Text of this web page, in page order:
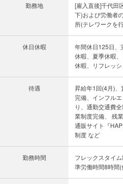
勤務地
[雇入直後]千代田
下)および労働者
所(テレワークを
休日休暇
年間休日125日、
休暇、夏季休暇
休暇、リフレッ
待遇
昇給年1回(4月)
完備、インフル
り、通勤交通費
業制度完備、 残
通販サイト『
制度 など
勤務時間
フレックスタイ
準労働時間8時間